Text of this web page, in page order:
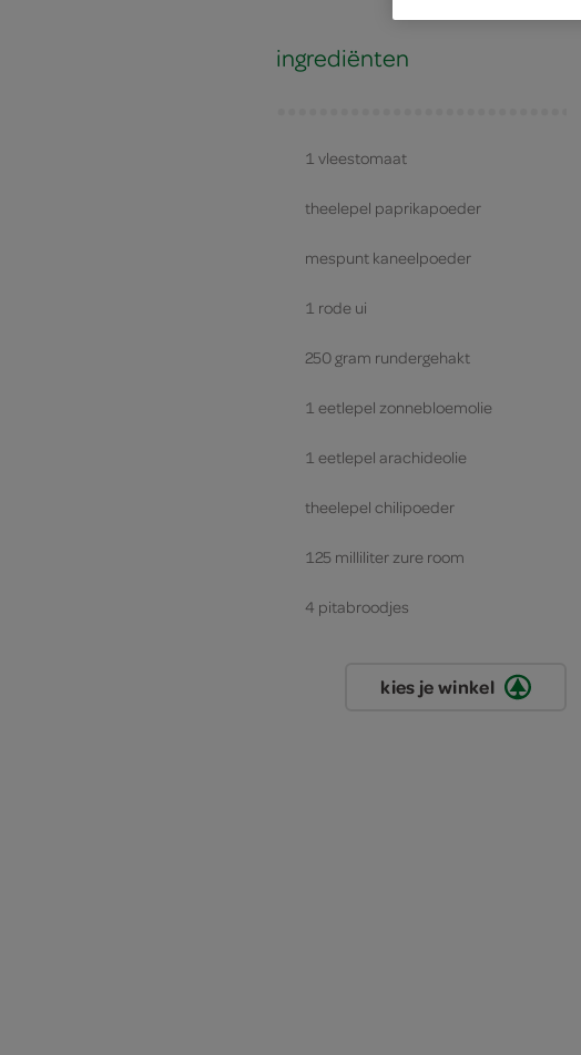
ingrediënten
1 vleestomaat
theelepel paprikapoeder
mespunt kaneelpoeder
1 rode ui
250 gram rundergehakt
1 eetlepel zonnebloemolie
1 eetlepel arachideolie
theelepel chilipoeder
125 milliliter zure room
4 pitabroodjes
kies je winkel